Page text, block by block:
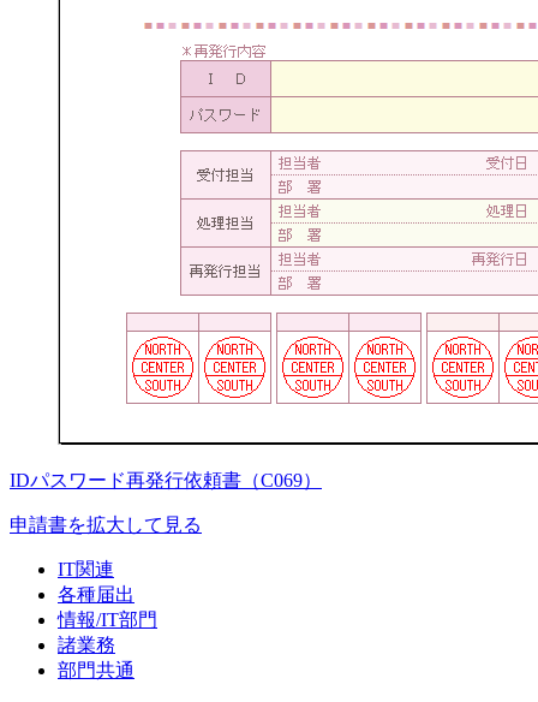
IDパスワード再発行依頼書（C069）
申請書を拡大して見る
IT関連
各種届出
情報/IT部門
諸業務
部門共通